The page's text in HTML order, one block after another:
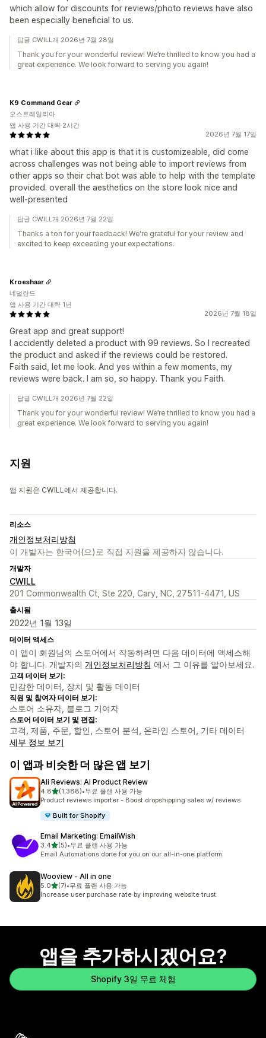
which allow for discounts for reviews/photo reviews have also
been especially beneficial to us.
답글 CWILL개 2026년 7월 28일
Thank you for your wonderful review! We’re thrilled to know you had a
great experience. We look forward to serving you again!
2026년 7월 17일
what i like about this app is that it is customizeable, did come
across challenges was not being able to import reviews from
other apps so their chat bot was able to help with the template
provided. overall the aesthetics on the store look nice and
well-presented
K9 Command Gear
오스트레일리아
앱 사용 기간 대략 2시간
답글 CWILL개 2026년 7월 22일
Thanks a ton for your feedback! We're grateful for your review and
excited to keep exceeding your expectations.
2026년 7월 18일
Great app and great support!
I accidently deleted a product with 99 reviews. So I recreated
the product and asked if the reviews could be restored.
Faith said, let me look. And yes within a few moments, my
reviews were back. I am so, so happy. Thank you Faith.
Kroeshaar
네덜란드
앱 사용 기간 대략 1년
답글 CWILL개 2026년 7월 22일
Thank you for your wonderful review! We’re thrilled to know you had a
great experience. We look forward to serving you again!
지원
앱 지원은 CWILL에서 제공합니다.
리소스
개인정보처리방침
이 개발자는 한국어(으)로 직접 지원을 제공하지 않습니다.
개발자
CWILL
201 Commonwealth Ct, Ste 220, Cary, NC, 27511-4471, US
출시됨
2022년 1월 13일
데이터 액세스
이 앱이 회원님의 스토어에서 작동하려면 다음 데이터에 액세스해
야 합니다. 개발자의 개인정보처리방침 에서 그 이유를 알아보세요.
고객 데이터 보기:
민감한 데이터, 장치 및 활동 데이터
직원 및 참여자 데이터 보기:
스토어 소유자, 블로그 기여자
스토어 데이터 보기 및 편집:
고객, 제품, 주문, 할인, 스토어 분석, 온라인 스토어, 기타 데이터
세부 정보 보기
이 앱과 비슷한 더 많은 앱 보기
Ali Reviews: AI Product Review
4.8별 5개 중
(1,388)
총 리뷰 1388개
•무료 플랜 사용 가능
Product reviews importer - Boost dropshipping sales w/ reviews
Built for Shopify
Email Marketing: EmailWish
3.4별 5개 중
(5)
총 리뷰 5개
•무료 플랜 사용 가능
Email Automations done for you on our all-in-one platform.
Wooview ‑ All in one
5.0별 5개 중
(7)
총 리뷰 7개
•무료 플랜 사용 가능
Increase user purchase rate by improving website trust
앱을 추가하시겠어요?
Shopify 3일 무료 체험